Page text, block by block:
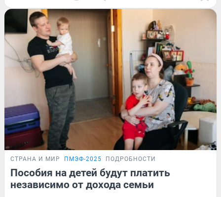
СТРАНА И МИР ПМЭФ-2025 ПОДРОБНОСТИ
Пособия на детей будут платить
независимо от дохода семьи